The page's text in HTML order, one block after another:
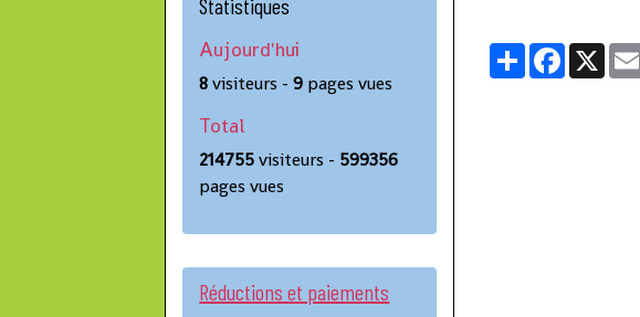
PartagerFacebook
X
Aujourd'hui
8visiteurs -9 pages vues
Total
214755visiteurs - 599356
pages vues
Réductions et paiements